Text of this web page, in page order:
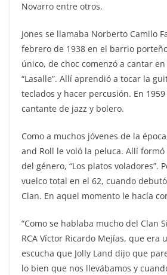
Novarro entre otros.
Jones se llamaba Norberto Camilo
febrero de 1938 en el barrio
único, de choc comenzó a cantar
“Lasalle”. Allí aprendió a tocar la
teclados y hacer percusión. En
cantante de jazz y bolero.
Como a muchos jóvenes de la
and Roll le voló la peluca. Allí
del género, “Los platos voladores”.
vuelco total en el 62, cuando
Clan. En aquel momento le hacía
“Como se hablaba mucho del Clan
RCA Víctor Ricardo Mejías, que era
escucha que Jolly Land dijo que
lo bien que nos llevábamos y